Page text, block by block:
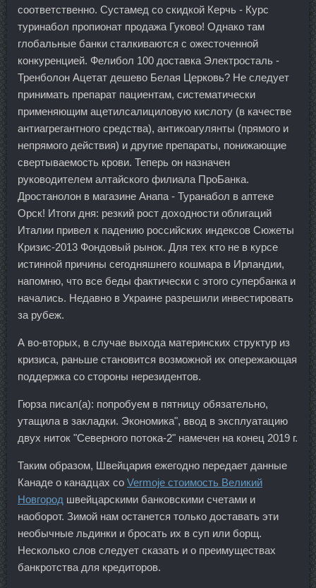
соответственно. Сустамед со скидкой Керчь - Курс
туринабол пропионат продажа Гуково! Однако там
глобальные банки сталкиваются с ожесточенной
конкуренцией. Фелибол 100 доставка Электросталь -
Тренболон Ацетат дешево Белая Церковь? Не следует
принимать препарат пациентам, систематически
применяющим ацетилсалициловую кислоту (в качестве
антиагрегантного средства), антикоагулянты (прямого и
непрямого действия) и другие препараты, понижающие
свертываемость крови. Теперь он назначен
руководителем алтайского филиала ПроБанка.
Дростанолон в магазине Анапа - Туранабол в аптеке
Орск! Итоги дня: резкий рост доходности облигаций
Италии привел к падению российских индексов Сюжеты
Кризис-2013 Фондовый рынок. Для тех кто не в курсе
истинной причины сегодняшнего кошмара в Ирландии,
напомню, что все беды фактически с этого супербанка и
начались. Недавно в Украине разрешили инвестировать
за рубеж.
А во-вторых, в случае выхода материнских структур из
кризиса, раньше становится возможной их опережающая
поддержка со стороны нерезидентов.
Гюрза писал(а): попробуем в пятницу обязательно,
утащила в закладки. Экономика", ввод в эксплуатацию
двух ниток "Северного потока-2" намечен на конец 2019 г.
Таким образом, Швейцария ежегодно передает данные
Канаде о канадцах со Vermoje стоимость Великий
Новгород швейцарскими банковскими счетами и
наоборот. Зимой нам останется только доставать эти
необычные льдинки и бросать их в суп или борщ.
Несколько слов следует сказать и о преимуществах
банкротства для кредиторов.